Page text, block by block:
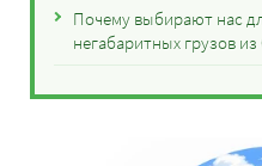
Почему выбирают нас
негабаритных грузов